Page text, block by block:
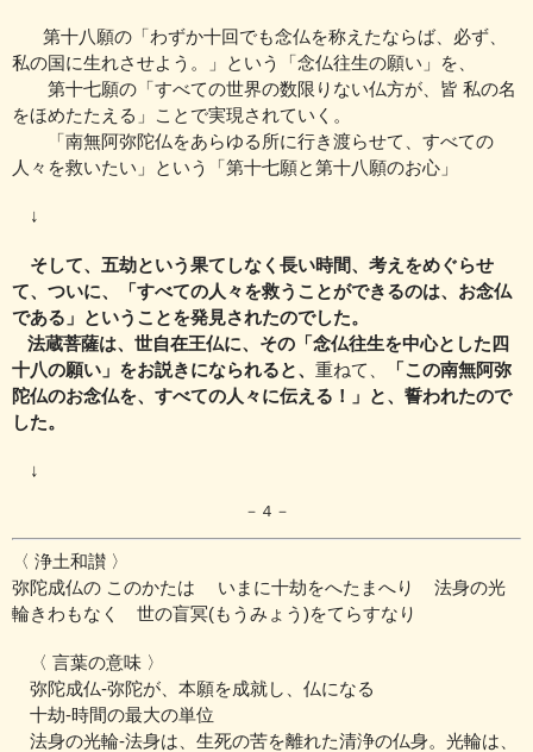
第十八願の 「わずか十回でも念仏を称えたならば、必ず、
私の国に生れさせよう。」
という「念仏往生の願い」を、
第十七願の 「すべての世界の数限りない仏方が、皆 私の名
をほめたたえる」
ことで実現されていく。
「南無阿弥陀仏をあらゆる所に行き渡らせて、 すべての
人々を救いたい」
という「第十七願と第十八願のお心」
↓
そして、五劫という果てしなく長い時間、考えをめぐらせ
て、 ついに、
「すべての人々を救うことができるのは、お念仏
である」 ということを発見されたのでした。
法蔵菩薩は、世自在王仏に、 その「念仏往生を中心とした四
十八の願い」をお説きになられると、 重ねて、
「この南無阿弥
陀仏のお念仏を、すべての人々に伝える！」 と、誓われたので
した。
↓
－４－
〈 浄土和讃 〉
弥陀成仏の このかたは いまに十劫をへたまへり
法身の光
輪きわもなく 世の盲冥(もうみょう)をてらすなり
〈 言葉の意味 〉
弥陀成仏‐弥陀が、本願を成就し、仏になる
十劫‐時間の最大の単位
法身の光輪‐法身は、生死の苦を離れた清浄の仏身。 光輪は、